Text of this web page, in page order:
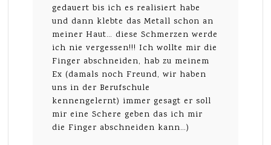
gedauert bis ich es realisiert habe
und dann klebte das Metall schon an
meiner Haut… diese Schmerzen werde
ich nie vergessen!!! Ich wollte mir die
Finger abschneiden, hab zu meinem
Ex (damals noch Freund, wir haben
uns in der Berufschule
kennengelernt) immer gesagt er soll
mir eine Schere geben das ich mir
die Finger abschneiden kann…)